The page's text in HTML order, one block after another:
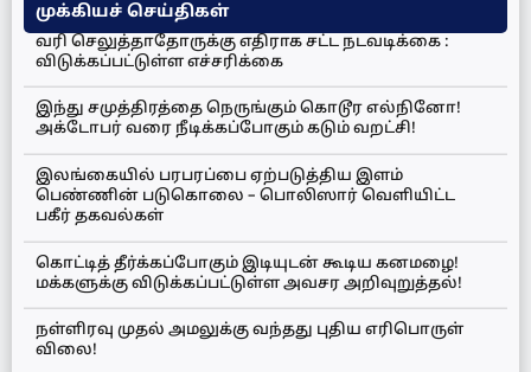
முக்கியச் செய்திகள்
வரி செலுத்தாதோருக்கு எதிராக சட்ட நடவடிக்கை :
விடுக்கப்பட்டுள்ள எச்சரிக்கை
இந்து சமுத்திரத்தை நெருங்கும் கொடூர எல்நினோ!
அக்டோபர் வரை நீடிக்கப்போகும் கடும் வறட்சி!
இலங்கையில் பரபரப்பை ஏற்படுத்திய இளம்
பெண்ணின் படுகொலை – பொலிஸார் வெளியிட்ட
பகீர் தகவல்கள்
கொட்டித் தீர்க்கப்போகும் இடியுடன் கூடிய கனமழை!
மக்களுக்கு விடுக்கப்பட்டுள்ள அவசர அறிவுறுத்தல்!
நள்ளிரவு முதல் அமலுக்கு வந்தது புதிய எரிபொருள்
விலை!